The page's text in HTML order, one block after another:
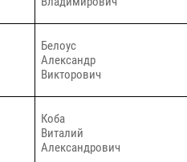
Белоус
Александр
Викторович
Коба
Виталий
Александрович